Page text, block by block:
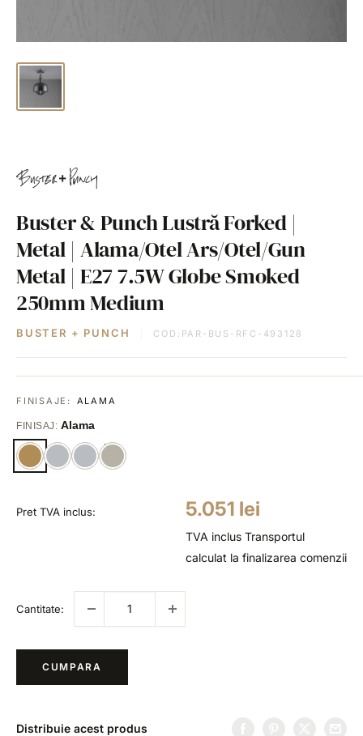
Buster & Punch Lustră Forked |
Metal | Alama/Otel Ars/Otel/Gun
Metal | E27 7.5W Globe Smoked
250mm Medium
BUSTER + PUNCH COD: PAR-BUS-RFC-493128
FINISAJE: ALAMA
FINISAJ: Alama
Pret TVA inclus:
Pret
redus
5.051 lei
TVA inclus Transportul
calculat la finalizarea comenzii
Cantitate:
CUMPARA
Distribuie acest produs